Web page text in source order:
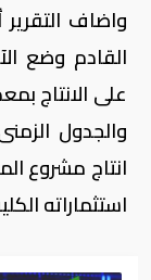
واضاف
والجدول
استثماراته الكلية اكثر من